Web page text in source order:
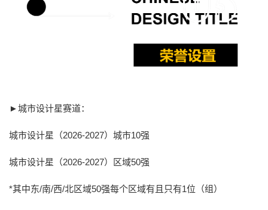
►城市设计星赛道：
城市设计星 （2026-2027）城市10强
城市设计星 （2026-2027） 区域50强
*其中东/南/西/北区域50强每个区域有且只有1位（组）